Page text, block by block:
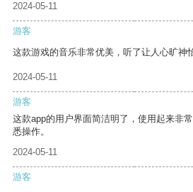
2024-05-11
游客
这款游戏的音乐非常优美，听了让人心旷神
2024-05-11
游客
这款app的用户界面简洁明了，使用起来非
悉操作。
2024-05-11
游客